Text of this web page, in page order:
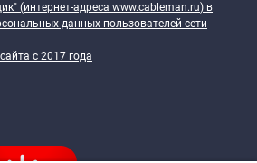
(интернет-адреса www.cableman.ru) в
данных пользователей сети
c 2017 года